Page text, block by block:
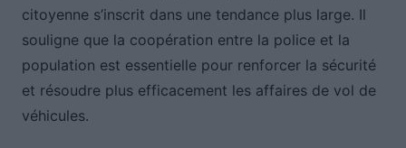
citoyenne s’inscrit dans une tendance plus large. Il
souligne que la coopération entre la police et la
population est essentielle pour renforcer la sécurité
et résoudre plus efficacement les affaires de vol de
véhicules.